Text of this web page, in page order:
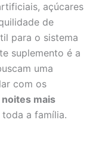
açúcares
de
para o sistema
suplemento é a
uma
com os
noites mais
a família.